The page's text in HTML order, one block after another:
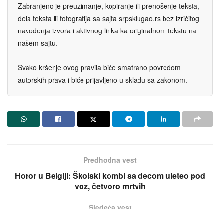
Zabranjeno je preuzimanje, kopiranje ili prenošenje teksta,
dela teksta ili fotografija sa sajta srpskiugao.rs bez izričitog
navođenja izvora i aktivnog linka ka originalnom tekstu na
našem sajtu.
Svako kršenje ovog pravila biće smatrano povredom
autorskih prava i biće prijavljeno u skladu sa zakonom.
Predhodna vest
Horor u Belgiji: Školski kombi sa decom uleteo pod
voz, četvoro mrtvih
Sledeća vest